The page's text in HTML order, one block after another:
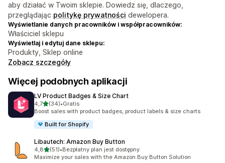
aby działać w Twoim sklepie. Dowiedz się, dlaczego,
przeglądając politykę prywatności dewelopera.
Wyświetlanie danych pracowników i współpracowników:
Właściciel sklepu
Wyświetlaj i edytuj dane sklepu:
Produkty, Sklep online
Zobacz szczegóły
Więcej podobnych aplikacji
LV Product Badges & Size Chart
4,7na 5 gwiazdek
(34)
Łączna liczba recenzji: 34
•Gratis
Boost sales with product badges, product labels & size charts
Built for Shopify
Libautech: Amazon Buy Button
4,8na 5 gwiazdek
(51)
Łączna liczba recenzji: 51
•Bezpłatny plan jest dostępny
Maximize your sales with the Amazon Buy Button Solution